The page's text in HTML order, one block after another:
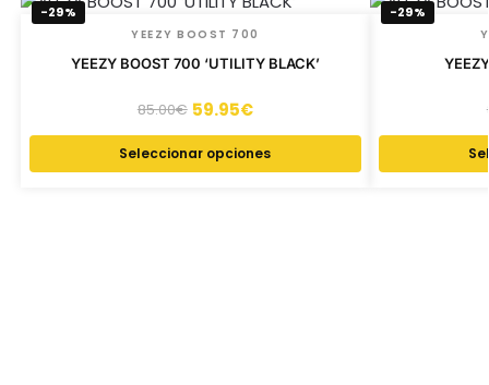
-29%
YEEZY BOOST 700
YEEZY BOOST 700 ‘UTILITY BLACK’
85.00€ 59.95€
Seleccionar opciones
-29%